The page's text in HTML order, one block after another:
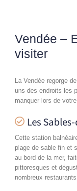
Vendée –
visiter
La Vendée regorge
uns des endroits les
manquer lors de
Les
Cette station
plage de sable fin et
au bord de la mer,
pittoresques et
nombreux restaurants.